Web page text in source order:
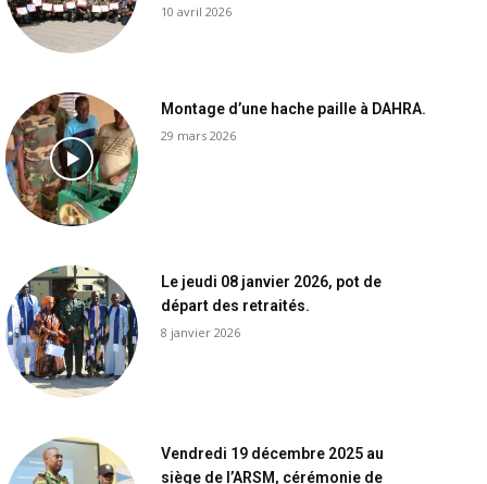
10 avril 2026
Montage d’une hache paille à DAHRA.
29 mars 2026
Le jeudi 08 janvier 2026, pot de
départ des retraités.
8 janvier 2026
Vendredi 19 décembre 2025 au
siège de l’ARSM, cérémonie de